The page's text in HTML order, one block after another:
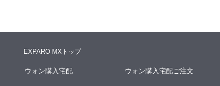
EXPARO MXトップ
ウォン購入宅配 ウォン購入宅配ご注文